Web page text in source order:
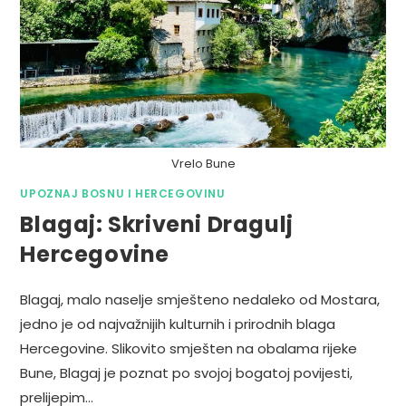
Vrelo Bune
UPOZNAJ BOSNU I HERCEGOVINU
Blagaj: Skriveni Dragulj
Hercegovine
Blagaj, malo naselje smješteno nedaleko od Mostara,
jedno je od najvažnijih kulturnih i prirodnih blaga
Hercegovine. Slikovito smješten na obalama rijeke
Bune, Blagaj je poznat po svojoj bogatoj povijesti,
prelijepim…